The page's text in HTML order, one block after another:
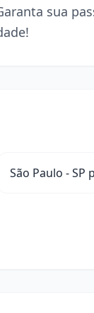
sua
São Paulo - SP